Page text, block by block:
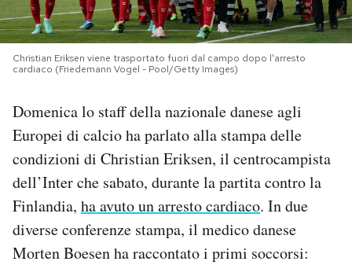
I MIEI PREFERITI
SHOP
CALENDARIO
AREA PERSONALE
Area Personale
Newsletter
Notifiche mobile
Christian Eriksen viene trasportato fuori dal campo dopo l'arresto
cardiaco (Friedemann Vogel - Pool/Getty Images)
Domenica lo staff della nazionale danese agli
Europei di calcio ha parlato alla stampa delle
condizioni di Christian Eriksen, il centrocampista
dell’Inter che sabato, durante la partita contro la
Finlandia, ha avuto un arresto cardiaco. In due
diverse conferenze stampa, il medico danese
Morten Boesen ha raccontato i primi soccorsi: